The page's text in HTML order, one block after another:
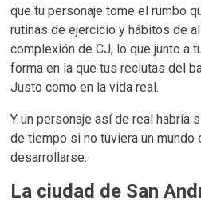
que tu personaje tome el rumbo
rutinas de ejercicio y hábitos de
complexión de CJ, lo que junto a
forma en la que tus reclutas del
Justo como en la vida real.
Y un personaje así de real habría
de tiempo si no tuviera un mundo
desarrollarse.
La ciudad de San